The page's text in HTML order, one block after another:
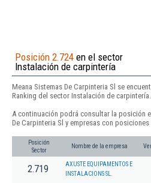
Posición 2.724 en el sector
Instalación de carpintería
Meana Sistemas De Carpinteria Sl se
Ranking del sector Instalación de carpintería.
A continuación podrá consultar la posición
De Carpinteria Sl y empresas con
Posición
Sector
Nombre de la empresa
2.719
AXUSTE EQUIPAMENTOS E
INSTALACIONS SL.